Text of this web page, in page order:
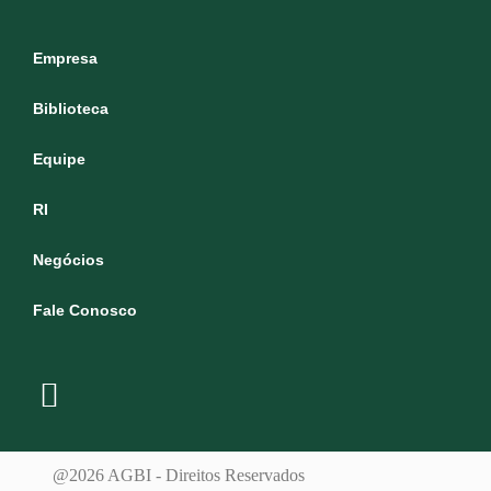
Empresa
Biblioteca
Equipe
RI
Negócios
Fale Conosco
@2026 AGBI - Direitos Reservados